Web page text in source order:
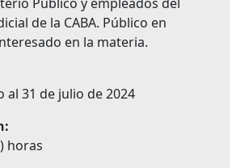
de la CABA. Público en
en la materia.
al 31 de julio de 2024
horas